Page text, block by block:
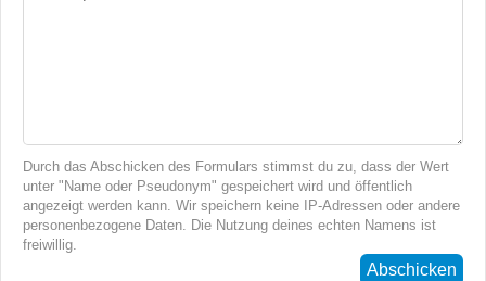
Durch das Abschicken des Formulars stimmst du zu, dass der Wert
unter "Name oder Pseudonym" gespeichert wird und öffentlich
angezeigt werden kann. Wir speichern keine IP-Adressen oder andere
personenbezogene Daten. Die Nutzung deines echten Namens ist
freiwillig.
Abschicken